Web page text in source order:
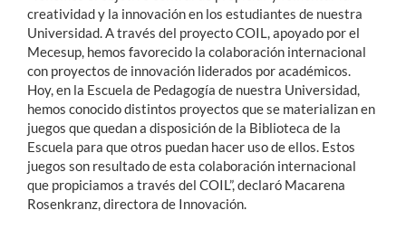
creatividad y la innovación en los estudiantes de nuestra
Universidad. A través del proyecto COIL, apoyado por el
Mecesup, hemos favorecido la colaboración internacional
con proyectos de innovación liderados por académicos.
Hoy, en la Escuela de Pedagogía de nuestra Universidad,
hemos conocido distintos proyectos que se materializan en
juegos que quedan a disposición de la Biblioteca de la
Escuela para que otros puedan hacer uso de ellos. Estos
juegos son resultado de esta colaboración internacional
que propiciamos a través del COIL”, declaró Macarena
Rosenkranz, directora de Innovación.